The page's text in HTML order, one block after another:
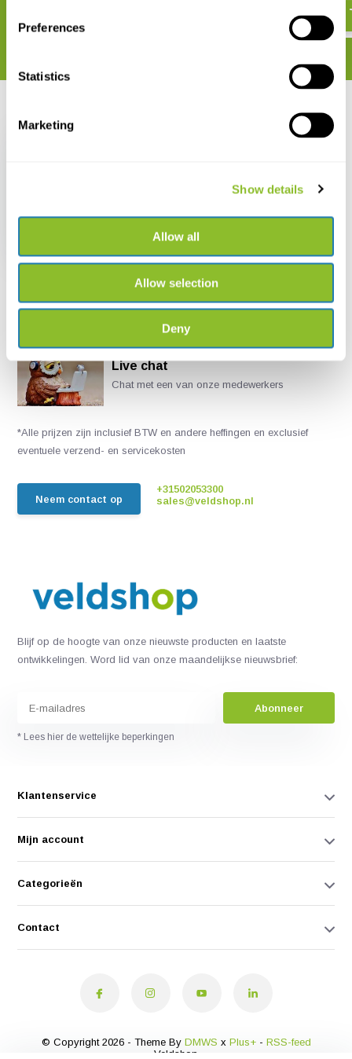
Preferences
Statistics
Marketing
Show details
Allow all
Allow selection
Deny
Antarctica - A History
Live chat
Chat met een van onze medewerkers
*Alle prijzen zijn inclusief BTW en andere heffingen en exclusief
eventuele verzend- en servicekosten
Neem contact op
+31502053300
sales@veldshop.nl
Blijf op de hoogte van onze nieuwste producten en laatste
ontwikkelingen. Word lid van onze maandelijkse nieuwsbrief:
Abonneer
* Lees hier de wettelijke beperkingen
Klantenservice
Mijn account
Categorieën
Contact
© Copyright 2026 - Theme By DMWS x Plus+- RSS-feed
Veldshop